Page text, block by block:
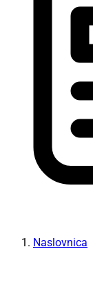
Naslovnica